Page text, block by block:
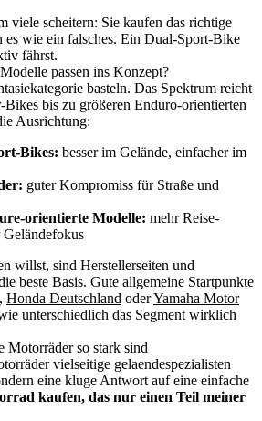
viele scheitern: Sie kaufen das richtige
es wie ein falsches. Ein Dual-Sport-Bike
fährst.
passen ins Konzept?
basteln. Das Spektrum reicht
bis zu größeren Enduro-orientierten
Ausrichtung:
Bikes: besser im Gelände, einfacher im
guter Kompromiss für Straße und
orientierte Modelle: mehr Reise-
willst, sind Herstellerseiten und
beste Basis. Gute allgemeine Startpunkte
, Honda Deutschland oderYamaha Motor
unterschiedlich das Segment wirklich
Motorräder so stark sind
vielseitige gelaendespezialisten
eine kluge Antwort auf eine einfache
kaufen, das nur einen Teil meiner